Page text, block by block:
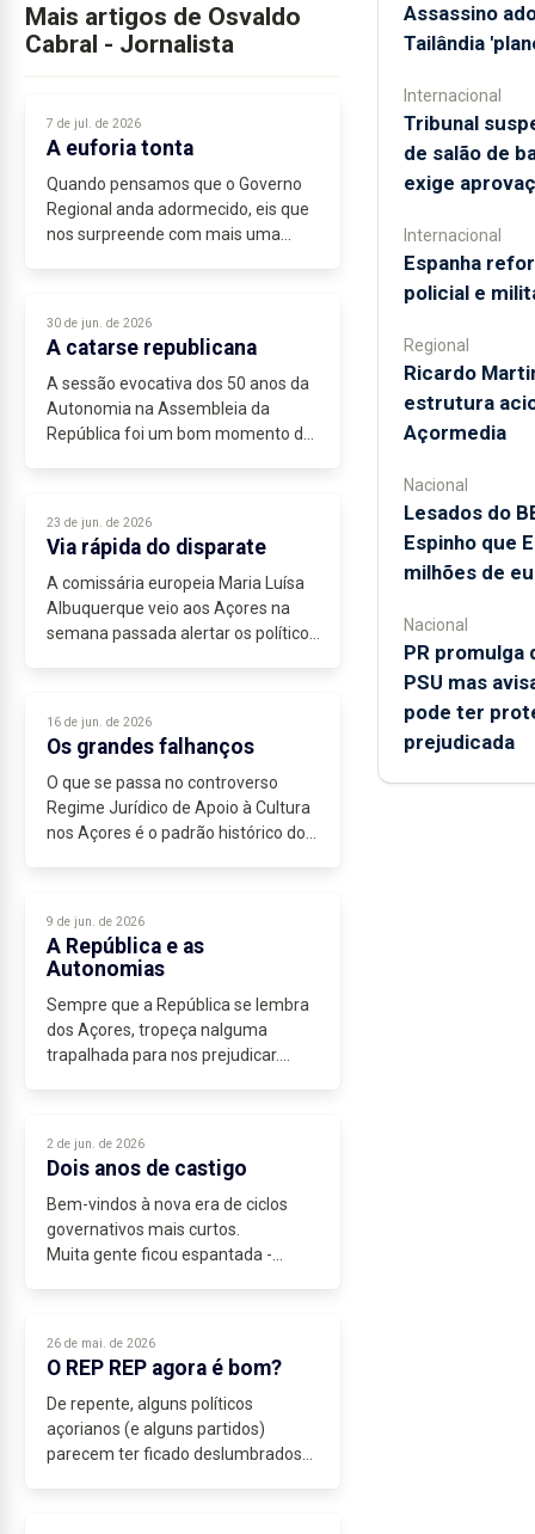
Mais artigos de Osvaldo
Cabral - Jornalista
7 de jul. de 2026
A euforia tonta
Quando pensamos que o Governo
Regional anda adormecido, eis que
nos surpreende com mais uma
30 de jun. de 2026
A catarse republicana
A sessão evocativa dos 50 anos da
Autonomia na Assembleia da
República foi um bom momento de
histórica...
23 de jun. de 2026
Via rápida do disparate
A comissária europeia Maria Luísa
Albuquerque veio aos Açores na
semana passada alertar os políticos
16 de jun. de 2026
Os grandes falhanços
O que se passa no controverso
Regime Jurídico de Apoio à Cultura
nos Açores é o padrão histórico do
9 de jun. de 2026
A República e as
Autonomias
Sempre que a República se lembra
dos Açores, tropeça nalguma
trapalhada para nos prejudicar.
esmola...
2 de jun. de 2026
Dois anos de castigo
Bem-vindos à nova era de ciclos
governativos mais curtos.
Muita gente ficou espantada -
26 de mai. de 2026
O REP REP agora é bom?
De repente, alguns políticos
açorianos (e alguns partidos)
parecem ter ficado deslumbrados
Assassino
Tailândia
Internacional
Tribunal
de salão de
exige
Internacional
Espanha
policial e
Regional
Ricardo
estrutura
Açormedia
Nacional
Lesados do
Espinho que
milhões de
Nacional
PR
PSU mas
pode ter
prejudicada